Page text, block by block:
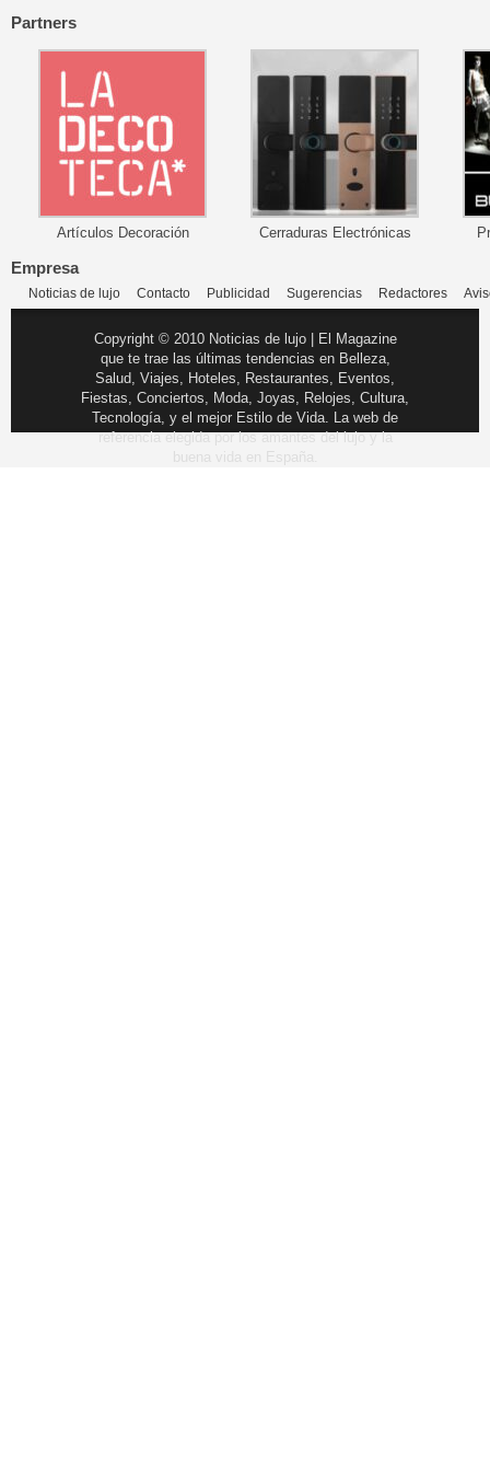
Partners
Artículos Decoración Cerraduras Electrónicas
Empresa
Noticias de lujo Contacto Publicidad Sugerencias Redactores
Copyright © 2010 Noticias de lujo | El Magazine
que te trae las últimas tendencias en Belleza,
Salud, Viajes, Hoteles, Restaurantes, Eventos,
Fiestas, Conciertos, Moda, Joyas, Relojes, Cultura,
Tecnología, y el mejor Estilo de Vida. La web de
referencia elegida por los amantes del lujo y la